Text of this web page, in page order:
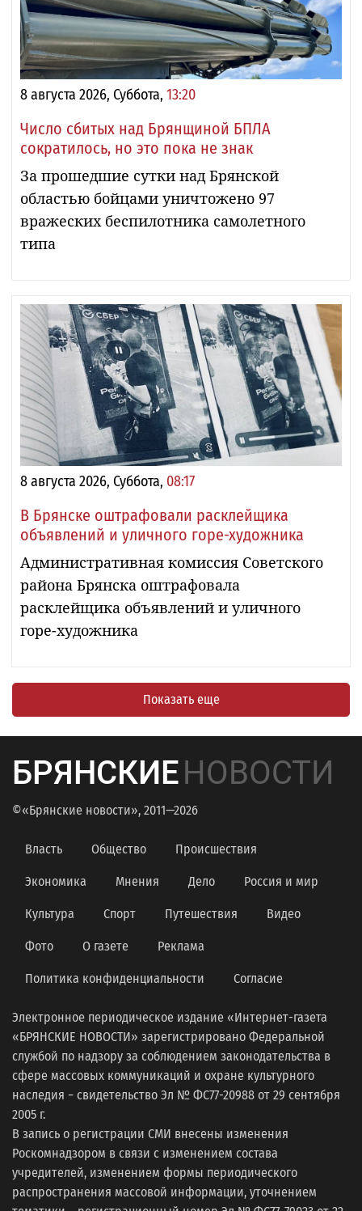
8 августа 2026, Суббота, 13:20
Число сбитых над Брянщиной БПЛА
сократилось, но это пока не знак
За прошедшие сутки над Брянской
областью бойцами уничтожено 97
вражеских беспилотника самолетного
типа
8 августа 2026, Суббота, 08:17
В Брянске оштрафовали расклейщика
объявлений и уличного горе-художника
Административная комиссия Советского
района Брянска оштрафовала
расклейщика объявлений и уличного
горе-художника
Показать еще
БРЯНСКИЕНОВОСТИ
©«Брянские новости», 2011—2026
Власть Общество Происшествия
Экономика Мнения Дело Россия и мир
Культура Спорт Путешествия Видео
Фото О газете Реклама
Политика конфиденциальности Согласие
Электронное периодическое издание «Интернет-газета
«БРЯНСКИЕ НОВОСТИ» зарегистрировано Федеральной
службой по надзору за соблюдением законодательства в
сфере массовых коммуникаций и охране культурного
наследия − свидетельство Эл № ФС77-20988 от 29 сентября
2005 г.
В запись о регистрации СМИ внесены изменения
Роскомнадзором в связи с изменением состава
учредителей, изменением формы периодического
распространения массовой информации, уточнением